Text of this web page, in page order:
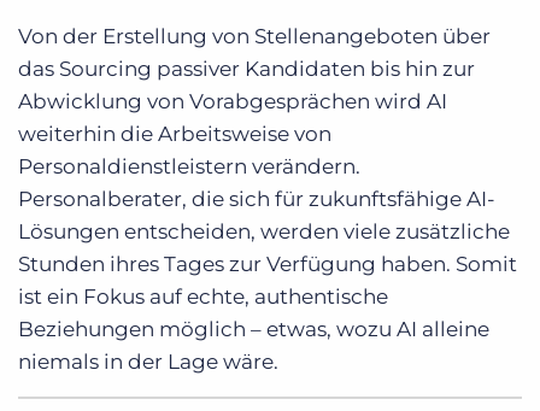
Von der Erstellung von Stellenangeboten über
das Sourcing passiver Kandidaten bis hin zur
Abwicklung von Vorabgesprächen wird AI
weiterhin die Arbeitsweise von
Personaldienstleistern verändern.
Personalberater, die sich für zukunftsfähige AI-
Lösungen entscheiden, werden viele zusätzliche
Stunden ihres Tages zur Verfügung haben. Somit
ist ein Fokus auf echte, authentische
Beziehungen möglich – etwas, wozu AI alleine
niemals in der Lage wäre.